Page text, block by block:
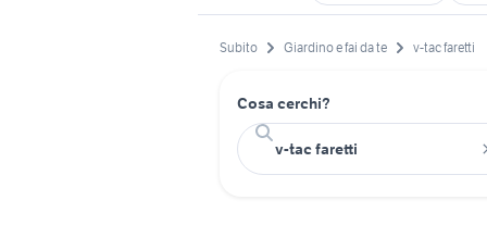
Subito Giardino e fai da te v-tac faretti
Cosa cerchi?